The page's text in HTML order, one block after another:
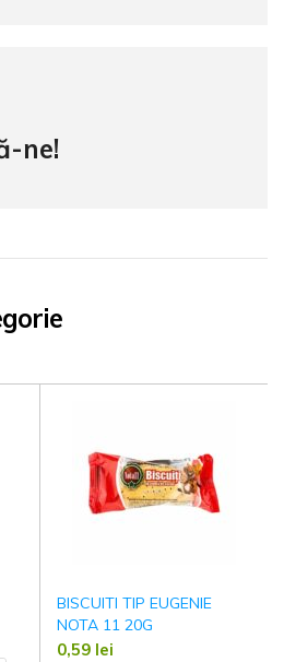
ne!
BISCUITI TIP EUGENIE
NOTA 11 20G
0,59 lei